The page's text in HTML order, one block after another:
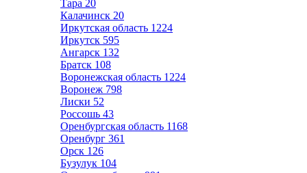
Тара 20
Калачинск 20
Иркутская область 1224
Иркутск 595
Ангарск 132
Братск 108
Воронежская область 1224
Воронеж 798
Лиски 52
Россошь 43
Оренбургская область 1168
Оренбург 361
Орск 126
Бузулук 104